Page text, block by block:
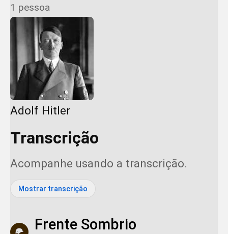
1 pessoa
Adolf Hitler
Transcrição
Acompanhe usando a transcrição.
Mostrar transcrição
Frente Sombrio